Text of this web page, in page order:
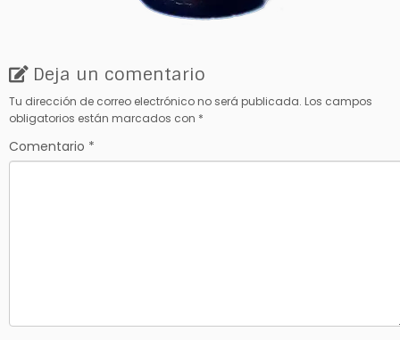
Deja un comentario
Tu dirección de correo electrónico no será publicada. Los campos
obligatorios están marcados con *
Comentario *